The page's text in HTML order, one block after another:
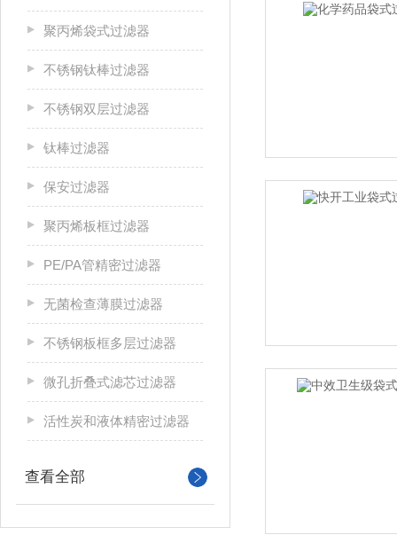
聚丙烯袋式过滤器
不锈钢钛棒过滤器
不锈钢双层过滤器
钛棒过滤器
保安过滤器
聚丙烯板框过滤器
PE/PA管精密过滤器
无菌检查薄膜过滤器
不锈钢板框多层过滤器
微孔折叠式滤芯过滤器
活性炭和液体精密过滤器
查看全部